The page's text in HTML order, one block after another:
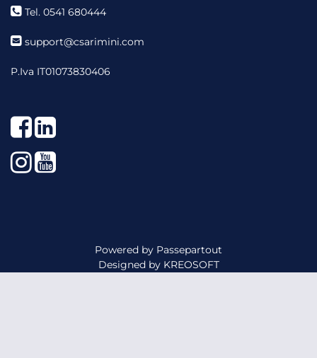
Tel. 0541 680444
support@csarimini.com
P.Iva IT01073830406
Facebook
LinkedIn
Instagram
YouTube
Powered by Passepartout
Designed by KREOSOFT